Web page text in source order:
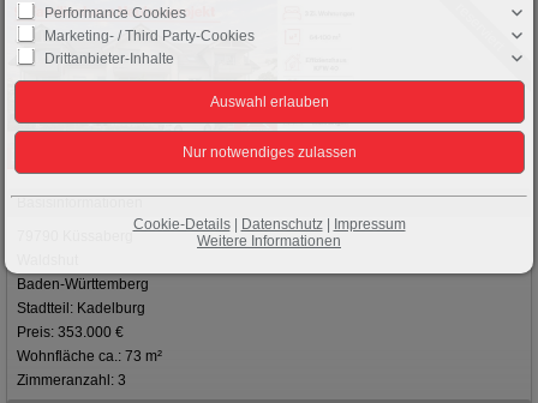
Basisinformationen
79790 Küssaberg
Baden-Württemberg
Stadtteil: Kadelburg
Preis: 353.000 €
Wohnfläche ca.: 73 m²
Zimmeranzahl: 3
Performance Cookies
Marketing- / Third Party-Cookies
Drittanbieter-Inhalte
Cookie-Details| Datenschutz|
Impressum
Weitere Informationen